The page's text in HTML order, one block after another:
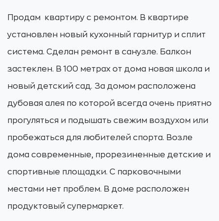
Продам квартиру с ремонтом. В квартире
установлен новый кухонный гарнитур и сплит
система. Сделан ремонт в санузле. Балкон
застеклен. В 100 метрах от дома новая школа и
новый детский сад. За домом расположена
дубовая алея по которой всегда очень приятно
прогуляться и подышать свежим воздухом или
пробежаться для любителей спорта. Возле
дома современные, прорезиненные детские и
спортивные площадки. С парковочными
местами нет проблем. В доме расположен
продуктовый супермаркет.